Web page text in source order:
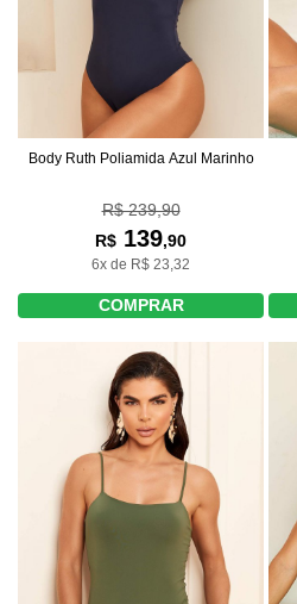
Body Ruth Poliamida Azul Marinho
R$ 239,90
R$ 139,90
6x de R$ 23,32
COMPRAR